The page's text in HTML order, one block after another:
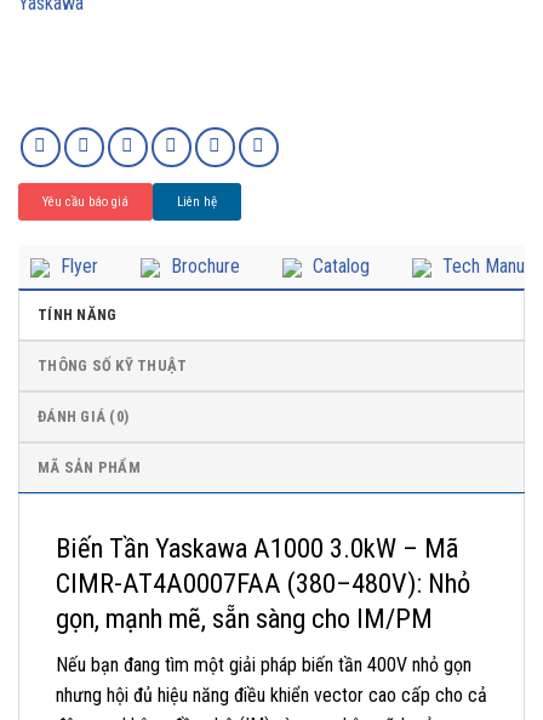
Yêu cầu báo giá Liên hệ
Flyer Brochure Catalog Tech Manual
TÍNH NĂNG
THÔNG SỐ KỸ THUẬT
ĐÁNH GIÁ (0)
MÃ SẢN PHẨM
Biến Tần Yaskawa A1000 3.0kW – Mã
CIMR-AT4A0007FAA (380–480V): Nhỏ
gọn, mạnh mẽ, sẵn sàng cho IM/PM
Nếu bạn đang tìm một giải pháp biến tần 400V nhỏ gọn
nhưng hội đủ hiệu năng điều khiển vector cao cấp cho cả